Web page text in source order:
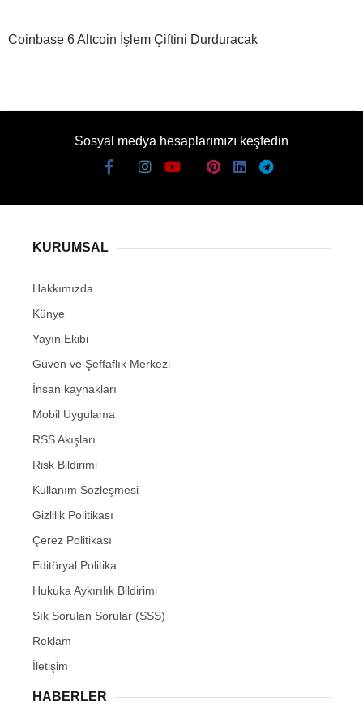
Coinbase 6 Altcoin İşlem Çiftini Durduracak
Sosyal medya hesaplarımızı keşfedin
KURUMSAL
Hakkımızda
Künye
Yayın Ekibi
Güven ve Şeffaflık Merkezi
İnsan kaynakları
Mobil Uygulama
RSS Akışları
Risk Bildirimi
Kullanım Sözleşmesi
Gizlilik Politikası
Çerez Politikası
Editöryal Politika
Hukuka Aykırılık Bildirimi
Sık Sorulan Sorular (SSS)
Reklam
İletişim
HABERLER